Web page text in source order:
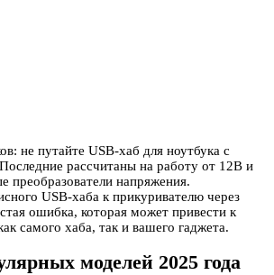
не путайте USB-хаб для ноутбука с
рассчитаны на работу от 12В и
преобразователи напряжения.
USB-хаба к прикуривателю через
ошибка, которая может привести к
самого хаба, так и вашего гаджета.
моделей 2025 года